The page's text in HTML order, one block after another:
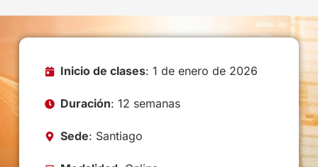
Inicio de clases: 1 de enero de 2026
Duración: 12 semanas
Sede: Santiago